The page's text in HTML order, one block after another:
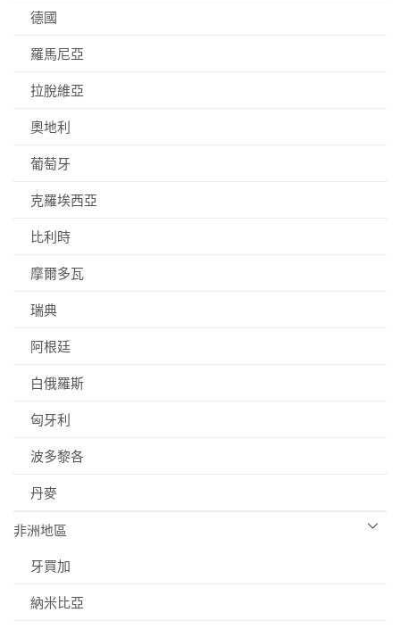
德國
羅馬尼亞
拉脫維亞
奧地利
葡萄牙
克羅埃西亞
比利時
摩爾多瓦
瑞典
阿根廷
白俄羅斯
匈牙利
波多黎各
丹麥
非洲地區
牙買加
納米比亞